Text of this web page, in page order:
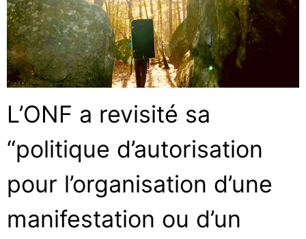
L’ONF a revisité sa
“politique d’autorisation
pour l’organisation d’une
manifestation ou d’un